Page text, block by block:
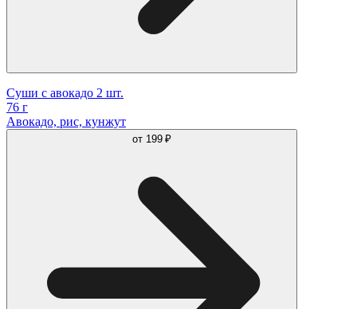
Суши c авокадо 2 шт.
76 г
Авокадо, рис, кунжут
от 199 ₽